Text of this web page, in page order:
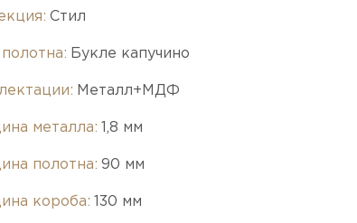
Стил
Букле капучино
Металл+МДФ
металла: 1,8 мм
полотна: 90 мм
короба: 130 мм